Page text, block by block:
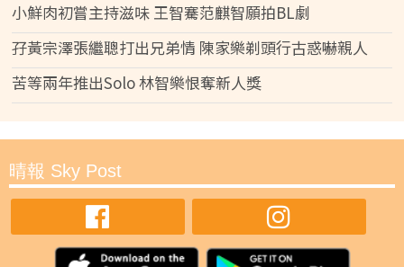
小鮮肉初嘗主持滋味 王智騫范麒智願拍BL劇
孖黃宗澤張繼聰打出兄弟情 陳家樂剃頭行古惑嚇親人
苦等兩年推出Solo 林智樂恨奪新人獎
晴報 Sky Post